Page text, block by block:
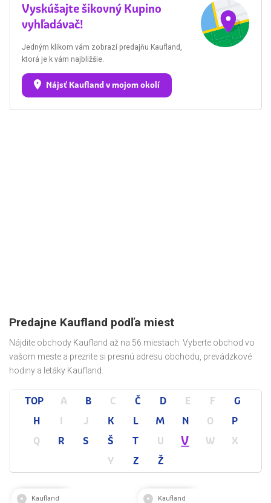
Vyskúšajte šikovný Kupino
vyhľadávač!
Jedným klikom vám zobrazí predajňu Kaufland,
ktorá je k vám najbližšie.
Nájsť Kaufland v mojom okolí
Predajne Kaufland podľa miest
Nájdite obchody Kaufland až na 56 miestach. Vyberte obchod vo
vašom meste a prezrite si presnú adresu obchodu, prevádzkové
hodiny a letáky Kaufland.
TOP A B C Č D E F
G
H
I J K L M N O
P
Q
R S Š T U V W
X
Y
Z Ž
Kaufland Kaufland